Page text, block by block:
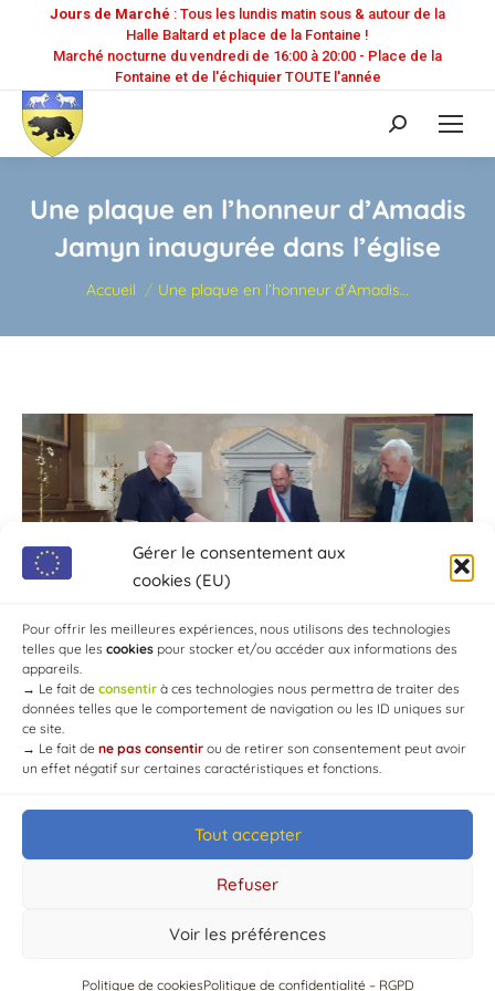
Gérer le consentement aux
cookies (EU)
Pour offrir les meilleures expériences, nous utilisons des technologies
telles que les cookies pour stocker et/ou accéder aux informations des
appareils.
→ Le fait de consentir à ces technologies nous permettra de traiter des
données telles que le comportement de navigation ou les ID uniques sur
ce site.
→ Le fait de ne pas consentir ou de retirer son consentement peut avoir
un effet négatif sur certaines caractéristiques et fonctions.
Tout accepter
Refuser
Voir les préférences
Politique de cookiesPolitique de confidentialité – RGPD
Jours de Marché : Tous les lundis matin sous & autour de la
Halle Baltard et place de la Fontaine !
Marché nocturne du vendredi de 16:00 à 20:00 - Place de la
Fontaine et de l'échiquier TOUTE l'année
Recherche
:
Une plaque en l’honneur d’Amadis
Jamyn inaugurée dans l’église
Vous êtes ici :
Accueil Une plaque en l’honneur d’Amadis…
© Mairie de Chaource [2004-2024] | Tous droits réservés.
Developed byWEB3-DESIGN